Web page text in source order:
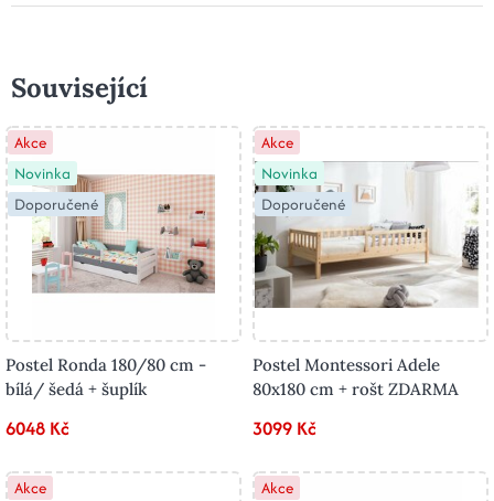
Související
Akce
Novinka
Doporučené
Postel Ronda 180/80 cm -
bílá/ šedá + šuplík
6048 Kč
Akce
Novinka
Doporučené
Postel Montessori Adele
80x180 cm + rošt ZDARMA
3099 Kč
Akce
Akce